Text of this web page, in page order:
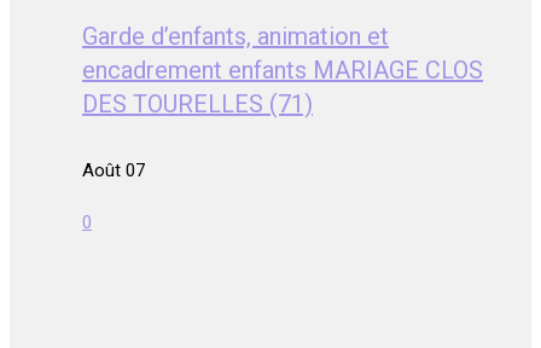
Garde d’enfants, animation et
encadrement enfants MARIAGE CLOS
DES TOURELLES (71)
Août 07
0